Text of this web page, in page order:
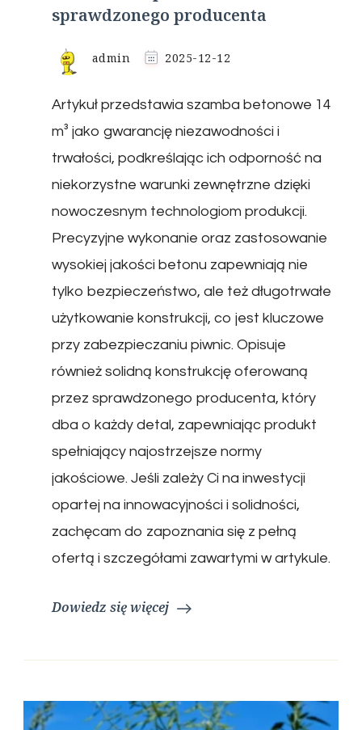
sprawdzonego producenta
admin 2025-12-12
Artykuł przedstawia szamba betonowe 14
m³ jako gwarancję niezawodności i
trwałości, podkreślając ich odporność na
niekorzystne warunki zewnętrzne dzięki
nowoczesnym technologiom produkcji.
Precyzyjne wykonanie oraz zastosowanie
wysokiej jakości betonu zapewniają nie
tylko bezpieczeństwo, ale też długotrwałe
użytkowanie konstrukcji, co jest kluczowe
przy zabezpieczaniu piwnic. Opisuje
również solidną konstrukcję oferowaną
przez sprawdzonego producenta, który
dba o każdy detal, zapewniając produkt
spełniający najostrzejsze normy
jakościowe. Jeśli zależy Ci na inwestycji
opartej na innowacyjności i solidności,
zachęcam do zapoznania się z pełną
ofertą i szczegółami zawartymi w artykule.
Dowiedz się więcej